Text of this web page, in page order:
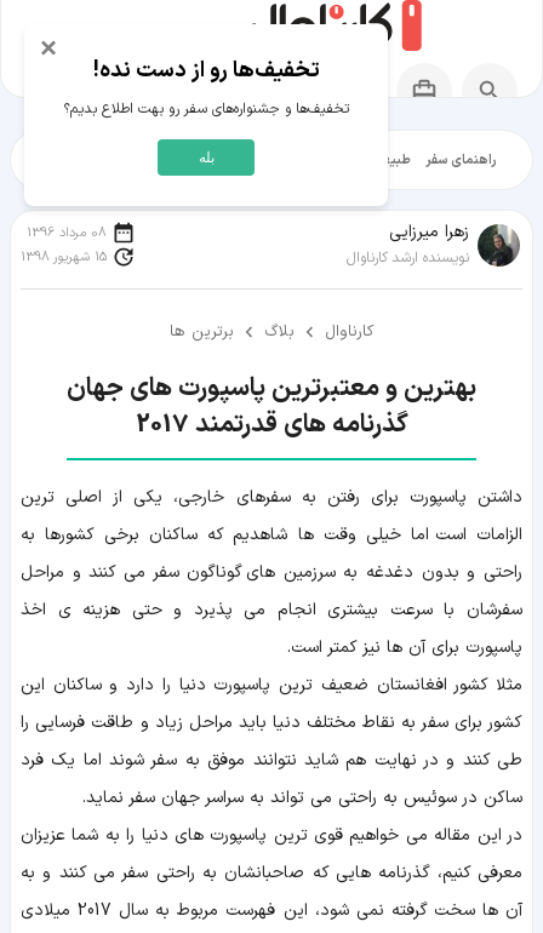
راهنمای سفر طبیعت‌گردی شهرگردی
زهرا میرزایی
نویسنده ارشد کارناوال
08 مرداد 1396
15 شهریور 1398
کارناوال بلاگ برترین ها
گذرنامه های قدرتمند 2017
داشتن پاسپورت برای رفتن به سفرهای خارجی، یکی از اصلی ترین
الزامات است اما خیلی وقت ها شاهدیم که ساکنان برخی کشورها به
راحتی و بدون دغدغه به سرزمین های گوناگون سفر می کنند و مراحل
سفرشان با سرعت بیشتری انجام می پذیرد و حتی هزینه ی اخذ
پاسپورت برای آن ها نیز کمتر است.
مثلا کشور افغانستان ضعیف ترین پاسپورت دنیا را دارد و ساکنان این
کشور برای سفر به نقاط مختلف دنیا باید مراحل زیاد و طاقت فرسایی را
طی کنند و در نهایت هم شاید نتوانند موفق به سفر شوند اما یک فرد
ساکن در سوئیس به راحتی می تواند به سراسر جهان سفر نماید.
در این مقاله می خواهیم قوی ترین پاسپورت های دنیا را به شما عزیزان
معرفی کنیم، گذرنامه هایی که صاحبانشان به راحتی سفر می کنند و به
آن ها سخت گرفته نمی شود، این فهرست مربوط به سال 2017 میلادی
×
تخفیف‌ها رو از دست نده!
تخفیف‌ها و جشنواره‌های سفر رو بهت اطلاع بدیم؟
بله